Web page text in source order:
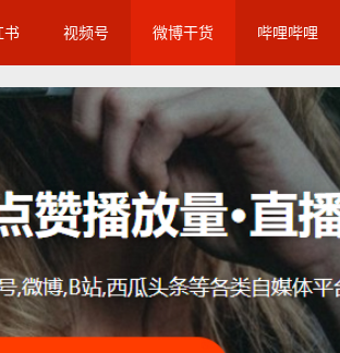
书 视频号 微博干货 哔哩哔哩